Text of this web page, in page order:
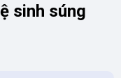
sinh súng